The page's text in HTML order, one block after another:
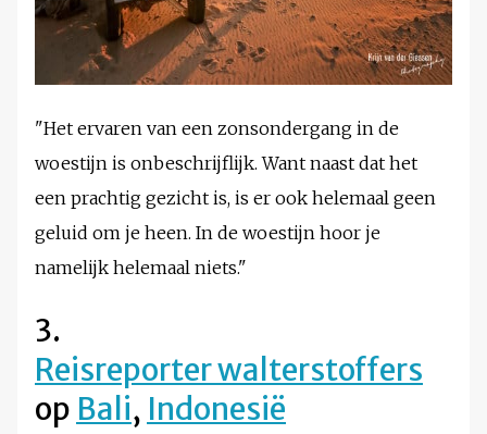
"Het ervaren van een zonsondergang in de
woestijn is onbeschrijflijk. Want naast dat het
een prachtig gezicht is, is er ook helemaal geen
geluid om je heen. In de woestijn hoor je
namelijk helemaal niets."
3.
Reisreporter walterstoffers
op Bali, Indonesië